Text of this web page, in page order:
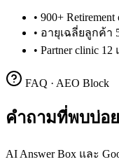
• 900+ Retirement
• อายุเฉลี่ยลูกค้า
• Partner clinic
FAQ · AEO Block
คำถามที่พบบ่อย
AI Answer Box และ